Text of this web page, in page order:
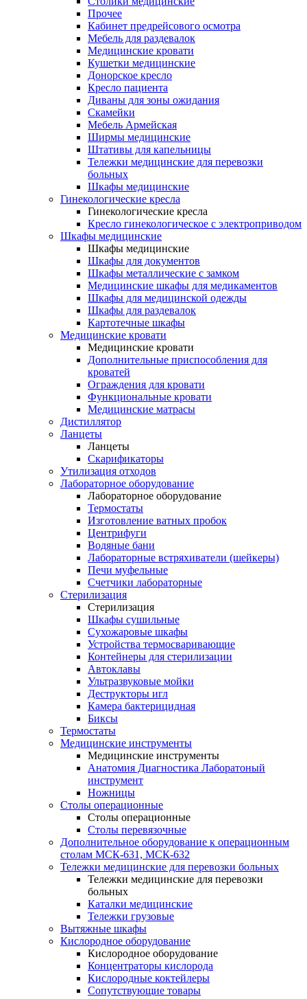
Прочее
Кабинет предрейсового осмотра
Мебель для раздевалок
Медицинские кровати
Кушетки медицинские
Донорское кресло
Кресло пациента
Диваны для зоны ожидания
Скамейки
Мебель Армейская
Ширмы медицинские
Штативы для капельницы
Тележки медицинские для перевозки
больных
Шкафы медицинские
Гинекологические кресла
Гинекологические кресла
Кресло гинекологическое с электроприводом
Шкафы медицинские
Шкафы медицинские
Шкафы для документов
Шкафы металлические с замком
Медицинские шкафы для медикаментов
Шкафы для медицинской одежды
Шкафы для раздевалок
Картотечные шкафы
Медицинские кровати
Медицинские кровати
Дополнительные приспособления для
кроватей
Ограждения для кровати
Функциональные кровати
Медицинские матрасы
Дистиллятор
Ланцеты
Ланцеты
Скарификаторы
Утилизация отходов
Лабораторное оборудование
Лабораторное оборудование
Термостаты
Изготовление ватных пробок
Центрифуги
Водяные бани
Лабораторные встряхиватели (шейкеры)
Печи муфельные
Счетчики лабораторные
Стерилизация
Стерилизация
Шкафы сушильные
Сухожаровые шкафы
Устройства термосваривающие
Контейнеры для стерилизации
Автоклавы
Ультразвуковые мойки
Деструкторы игл
Камера бактерицидная
Биксы
Термостаты
Медицинские инструменты
Медицинские инструменты
Анатомия Диагностика Лаборатоный
инструмент
Ножницы
Столы операционные
Столы операционные
Столы перевязочные
Дополнительное оборудование к операционным
столам МСК-631, МСК-632
Тележки медицинские для перевозки больных
Тележки медицинские для перевозки
больных
Каталки медицинские
Тележки грузовые
Вытяжные шкафы
Кислородное оборудование
Кислородное оборудование
Концентраторы кислорода
Кислородные коктейлеры
Сопутствующие товары